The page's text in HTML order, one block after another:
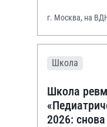
г. Москва, на
Школа
Школа
2026: